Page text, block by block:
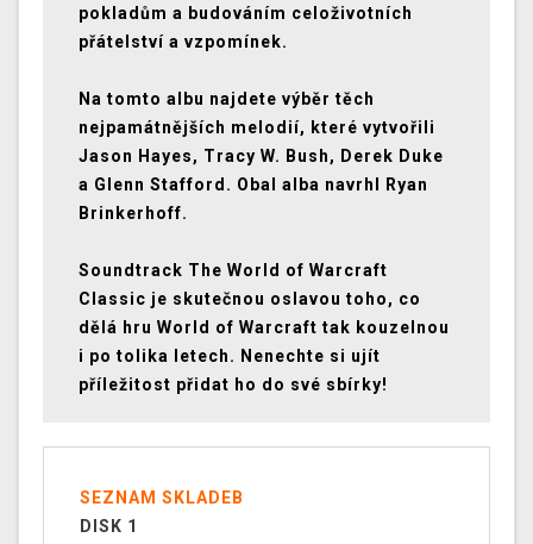
pokladům a budováním celoživotních
přátelství a vzpomínek.
Na tomto albu najdete výběr těch
nejpamátnějších melodií, které vytvořili
Jason Hayes, Tracy W. Bush, Derek Duke
a Glenn Stafford. Obal alba navrhl Ryan
Brinkerhoff.
Soundtrack The World of Warcraft
Classic je skutečnou oslavou toho, co
dělá hru World of Warcraft tak kouzelnou
i po tolika letech. Nenechte si ujít
příležitost přidat ho do své sbírky!
SEZNAM SKLADEB
DISK 1